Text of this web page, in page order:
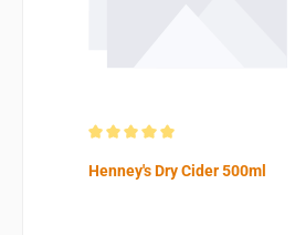
Henney's Dry Cider 500ml